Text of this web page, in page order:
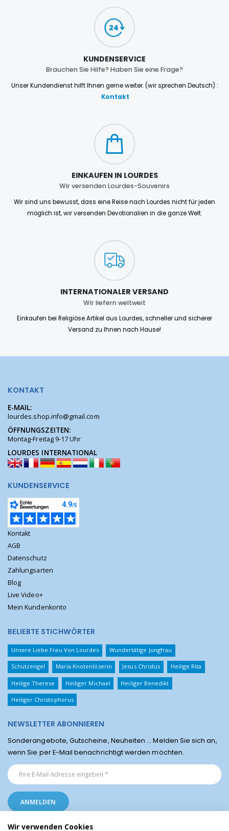
KUNDENSERVICE
Brauchen Sie Hilfe? Haben Sie eine Frage?
Unser Kundendienst hilft Ihnen gerne weiter. (wir sprechen Deutsch) :
Kontakt
EINKAUFEN IN LOURDES
Wir versenden Lourdes-Souvenirs
Wir sind uns bewusst, dass eine Reise nach Lourdes nicht für jeden
möglich ist, wir versenden Devotionalien in die ganze Welt.
INTERNATIONALER VERSAND
Wir liefern weltweit
Einkaufen bei Religiöse Artikel aus Lourdes, schneller und sicherer
Versand zu Ihnen nach Hause!
KONTAKT
E-MAIL:
lourdes.shop.info@gmail.com
ÖFFNUNGSZEITEN:
Montag-Freitag 9-17 Uhr
LOURDES INTERNATIONAL
KUNDENSERVICE
Kontakt
AGB
Datenschutz
Zahlungsarten
Blog
Live Video+
Mein Kundenkonto
BELIEBTE STICHWÖRTER
Unsere Liebe Frau Von Lourdes Wundertätige Jungfrau
Schutzengel Maria Knotenlöserin Jesus Christus Heilige Rita
Heilige Therese Heiliger Michael Heiliger Benedikt
Heiliger Christophorus
NEWSLETTER ABONNIEREN
Sonderangebote, Gutscheine, Neuheiten ... Melden Sie sich an,
wenn Sie per E-Mail benachrichtigt werden möchten.
Wir verwenden Cookies